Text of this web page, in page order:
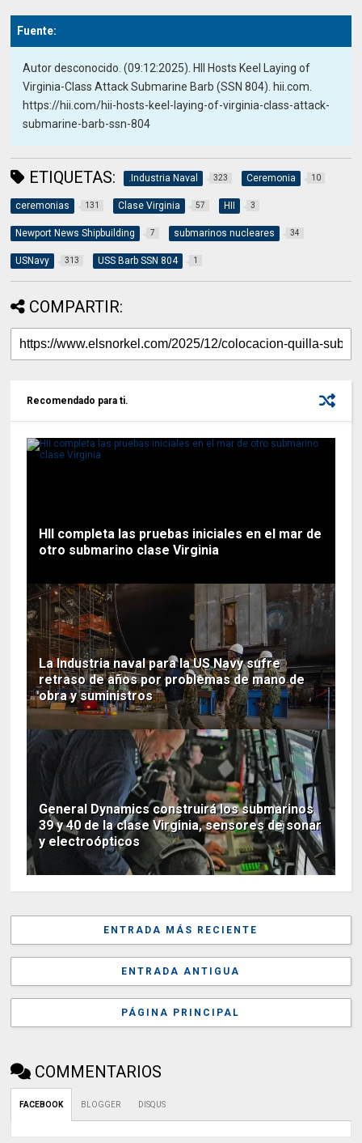
Fuente:
Autor desconocido. (09:12:2025). HII Hosts Keel Laying of
Virginia-Class Attack Submarine Barb (SSN 804). hii.com.
https://hii.com/hii-hosts-keel-laying-of-virginia-class-attack-
submarine-barb-ssn-804
ETIQUETAS: .Industria Naval 323 Ceremonia 10
ceremonias 131 Clase Virginia 57 HII 3
Newport News Shipbuilding 7 submarinos nucleares 34
USNavy 313 USS Barb SSN 804 1
COMPARTIR:
Recomendado para ti.
HII completa las pruebas iniciales en el mar de
otro submarino clase Virginia
La Industria naval para la US Navy sufre
retraso de años por problemas de mano de
obra y suministros
General Dynamics construirá los submarinos
39 y 40 de la clase Virginia, sensores de sonar
y electroópticos
ENTRADA MÁS RECIENTE
ENTRADA ANTIGUA
PÁGINA PRINCIPAL
COMMENTARIOS
FACEBOOK BLOGGER DISQUS